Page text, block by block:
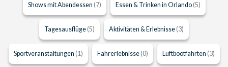
Shows mit Abendessen (7) Essen & Trinken in Orlando (5)
Tagesausflüge (5) Aktivitäten & Erlebnisse (3)
Sportveranstaltungen (1) Fahrerlebnisse (0) Luftbootfahrten (3)